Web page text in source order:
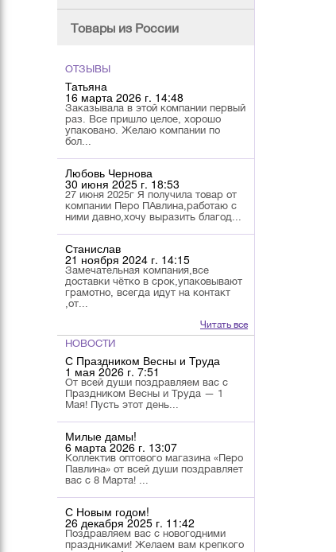
Товары из России
ОТЗЫВЫ
Татьяна
16 марта 2026 г. 14:48
Заказывала в этой компании первый
раз. Все пришло целое, хорошо
упаковано. Желаю компании по
бол...
Любовь Чернова
30 июня 2025 г. 18:53
27 июня 2025г Я получила товар от
компании Перо ПАвлина,работаю с
ними давно,хочу выразить благод...
Станислав
21 ноября 2024 г. 14:15
Замечательная компания,все
доставки чётко в срок,упаковывают
грамотно, всегда идут на контакт
,от...
Читать все
НОВОСТИ
С Праздником Весны и Труда
1 мая 2026 г. 7:51
От всей души поздравляем вас с
Праздником Весны и Труда — 1
Мая! Пусть этот день...
Милые дамы!
6 марта 2026 г. 13:07
Коллектив оптового магазина «Перо
Павлина» от всей души поздравляет
вас с 8 Марта! ...
С Новым годом!
26 декабря 2025 г. 11:42
Поздравляем вас с новогодними
праздниками! Желаем вам крепкого